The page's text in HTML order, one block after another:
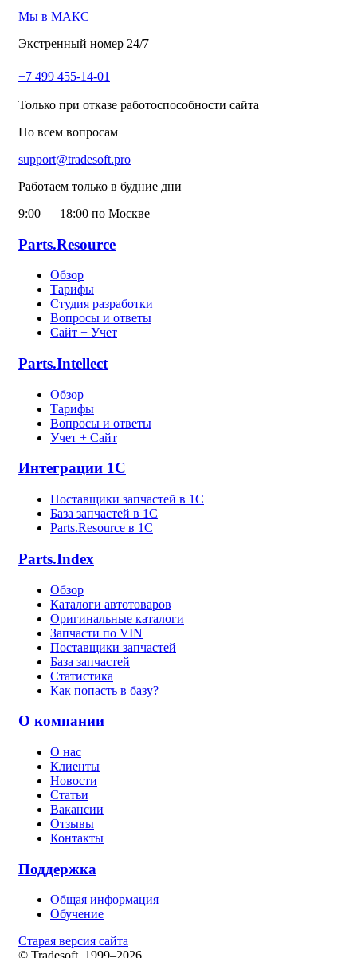
Мы в МАКС
Экстренный номер 24/7
+7 499 455-14-01
Только при отказе работоспособности сайта
По всем вопросам
support@tradesoft.pro
Работаем только в будние дни
9:00 — 18:00 по Москве
Parts.Resource
Обзор
Тарифы
Студия разработки
Вопросы и ответы
Сайт + Учет
Parts.Intellect
Обзор
Тарифы
Вопросы и ответы
Учет + Сайт
Интеграции 1С
Поставщики запчастей в 1C
База запчастей в 1С
Parts.Resource в 1C
Parts.Index
Обзор
Каталоги автотоваров
Оригинальные каталоги
Запчасти по VIN
Поставщики запчастей
База запчастей
Статистика
Как попасть в базу?
О компании
О нас
Клиенты
Новости
Статьи
Вакансии
Отзывы
Контакты
Поддержка
Общая информация
Обучение
Старая версия сайта